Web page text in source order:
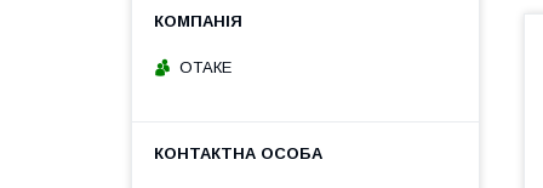
ОТАКЕ